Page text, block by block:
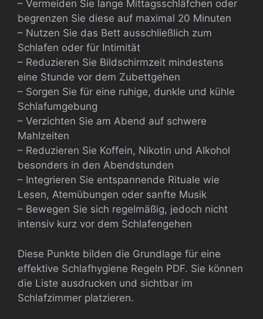
– Vermeiden Sie lange Mittagsschläfchen oder
begrenzen Sie diese auf maximal 20 Minuten
– Nutzen Sie das Bett ausschließlich zum
Schlafen oder für Intimität
– Reduzieren Sie Bildschirmzeit mindestens
eine Stunde vor dem Zubettgehen
– Sorgen Sie für eine ruhige, dunkle und kühle
Schlafumgebung
– Verzichten Sie am Abend auf schwere
Mahlzeiten
– Reduzieren Sie Koffein, Nikotin und Alkohol
besonders in den Abendstunden
– Integrieren Sie entspannende Rituale wie
Lesen, Atemübungen oder sanfte Musik
– Bewegen Sie sich regelmäßig, jedoch nicht
intensiv kurz vor dem Schlafengehen
Diese Punkte bilden die Grundlage für eine
effektive Schlafhygiene Regeln PDF. Sie können
die Liste ausdrucken und sichtbar im
Schlafzimmer platzieren.